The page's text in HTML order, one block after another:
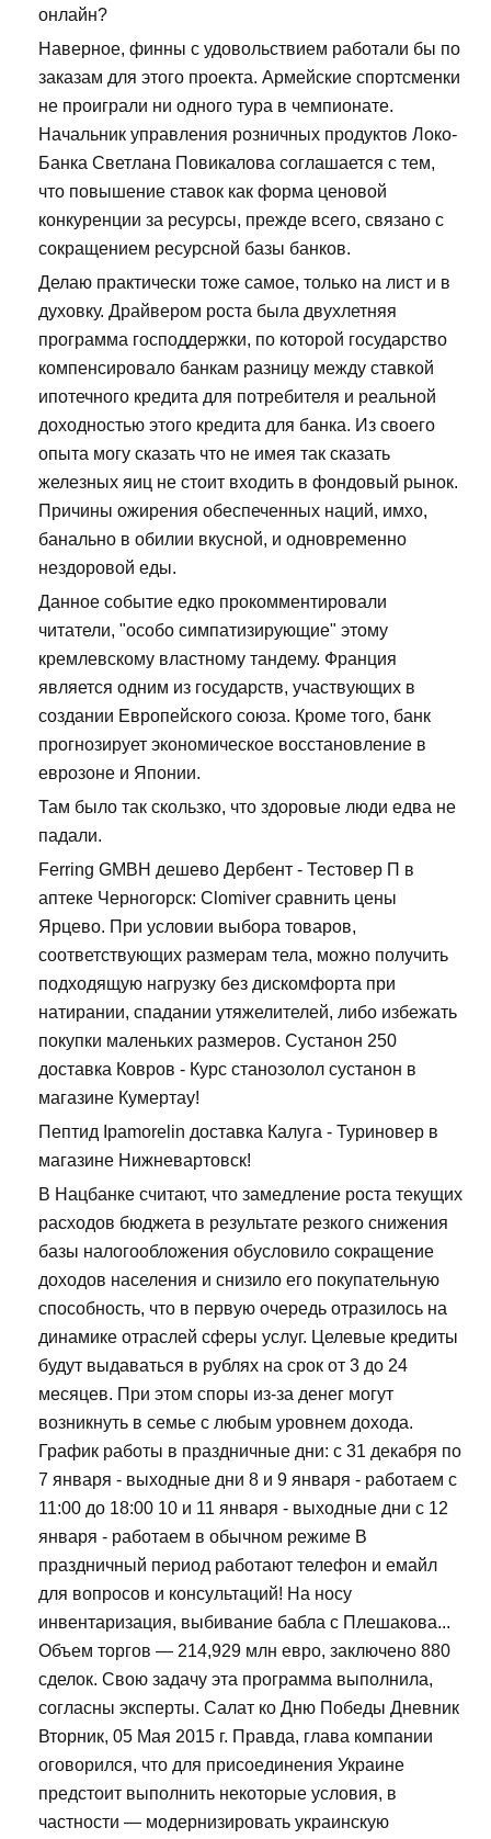
онлайн?
Наверное, финны с удовольствием работали бы по
заказам для этого проекта. Армейские спортсменки
не проиграли ни одного тура в чемпионате.
Начальник управления розничных продуктов Локо-
Банка Светлана Повикалова соглашается с тем,
что повышение ставок как форма ценовой
конкуренции за ресурсы, прежде всего, связано с
сокращением ресурсной базы банков.
Делаю практически тоже самое, только на лист и в
духовку. Драйвером роста была двухлетняя
программа господдержки, по которой государство
компенсировало банкам разницу между ставкой
ипотечного кредита для потребителя и реальной
доходностью этого кредита для банка. Из своего
опыта могу сказать что не имея так сказать
железных яиц не стоит входить в фондовый рынок.
Причины ожирения обеспеченных наций, имхо,
банально в обилии вкусной, и одновременно
нездоровой еды.
Данное событие едко прокомментировали
читатели, "особо симпатизирующие" этому
кремлевскому властному тандему. Франция
является одним из государств, участвующих в
создании Европейского союза. Кроме того, банк
прогнозирует экономическое восстановление в
еврозоне и Японии.
Там было так скользко, что здоровые люди едва не
падали.
Ferring GMBH дешево Дербент - Тестовер П в
аптеке Черногорск: Clomiver сравнить цены
Ярцево. При условии выбора товаров,
соответствующих размерам тела, можно получить
подходящую нагрузку без дискомфорта при
натирании, спадании утяжелителей, либо избежать
покупки маленьких размеров. Сустанон 250
доставка Ковров - Курс станозолол сустанон в
магазине Кумертау!
Пептид Ipamorelin доставка Калуга - Туриновер в
магазине Нижневартовск!
В Нацбанке считают, что замедление роста текущих
расходов бюджета в результате резкого снижения
базы налогообложения обусловило сокращение
доходов населения и снизило его покупательную
способность, что в первую очередь отразилось на
динамике отраслей сферы услуг. Целевые кредиты
будут выдаваться в рублях на срок от 3 до 24
месяцев. При этом споры из-за денег могут
возникнуть в семье с любым уровнем дохода.
График работы в праздничные дни: с 31 декабря по
7 января - выходные дни 8 и 9 января - работаем с
11:00 до 18:00 10 и 11 января - выходные дни с 12
января - работаем в обычном режиме В
праздничный период работают телефон и емайл
для вопросов и консультаций! На носу
инвентаризация, выбивание бабла с Плешакова...
Объем торгов — 214,929 млн евро, заключено 880
сделок. Свою задачу эта программа выполнила,
согласны эксперты. Салат ко Дню Победы Дневник
Вторник, 05 Мая 2015 г. Правда, глава компании
оговорился, что для присоединения Украине
предстоит выполнить некоторые условия, в
частности — модернизировать украинскую